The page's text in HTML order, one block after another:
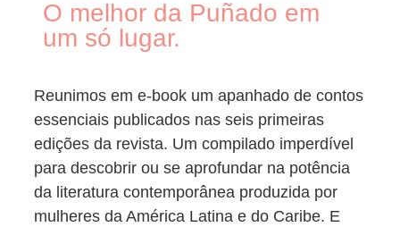
O melhor da Puñado em
um só lugar.
Reunimos em e-book um apanhado de contos
essenciais publicados nas seis primeiras
edições da revista. Um compilado imperdível
para descobrir ou se aprofundar na potência
da literatura contemporânea produzida por
mulheres da América Latina e do Caribe. E